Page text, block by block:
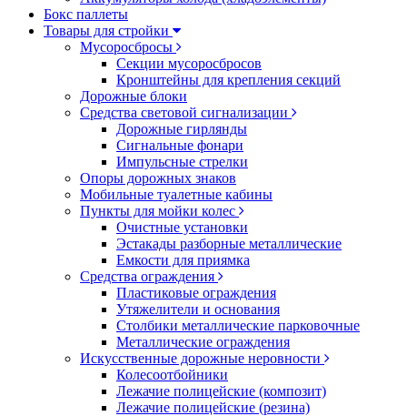
Бокс паллеты
Товары для стройки
Мусоросбросы
Секции мусоросбросов
Кронштейны для крепления секций
Дорожные блоки
Средства световой сигнализации
Дорожные гирлянды
Сигнальные фонари
Импульсные стрелки
Опоры дорожных знаков
Мобильные туалетные кабины
Пункты для мойки колес
Очистные установки
Эстакады разборные металлические
Емкости для приямка
Средства ограждения
Пластиковые ограждения
Утяжелители и основания
Столбики металлические парковочные
Металлические ограждения
Искусственные дорожные неровности
Колесоотбойники
Лежачие полицейские (композит)
Лежачие полицейские (резина)